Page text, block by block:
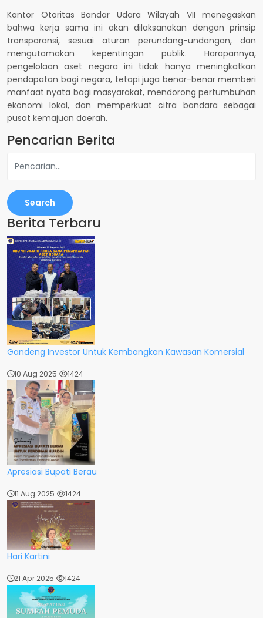
Kantor Otoritas Bandar Udara Wilayah VII menegaskan
bahwa kerja sama ini akan dilaksanakan dengan prinsip
transparansi, sesuai aturan perundang-undangan, dan
mengutamakan kepentingan publik. Harapannya,
pengelolaan aset negara ini tidak hanya meningkatkan
pendapatan bagi negara, tetapi juga benar-benar memberi
manfaat nyata bagi masyarakat, mendorong pertumbuhan
ekonomi lokal, dan memperkuat citra bandara sebagai
pusat kemajuan daerah.
Pencarian Berita
Search
Berita Terbaru
Gandeng Investor Untuk Kembangkan Kawasan Komersial
10 Aug 2025 1424
Apresiasi Bupati Berau
11 Aug 2025 1424
Hari Kartini
21 Apr 2025 1424